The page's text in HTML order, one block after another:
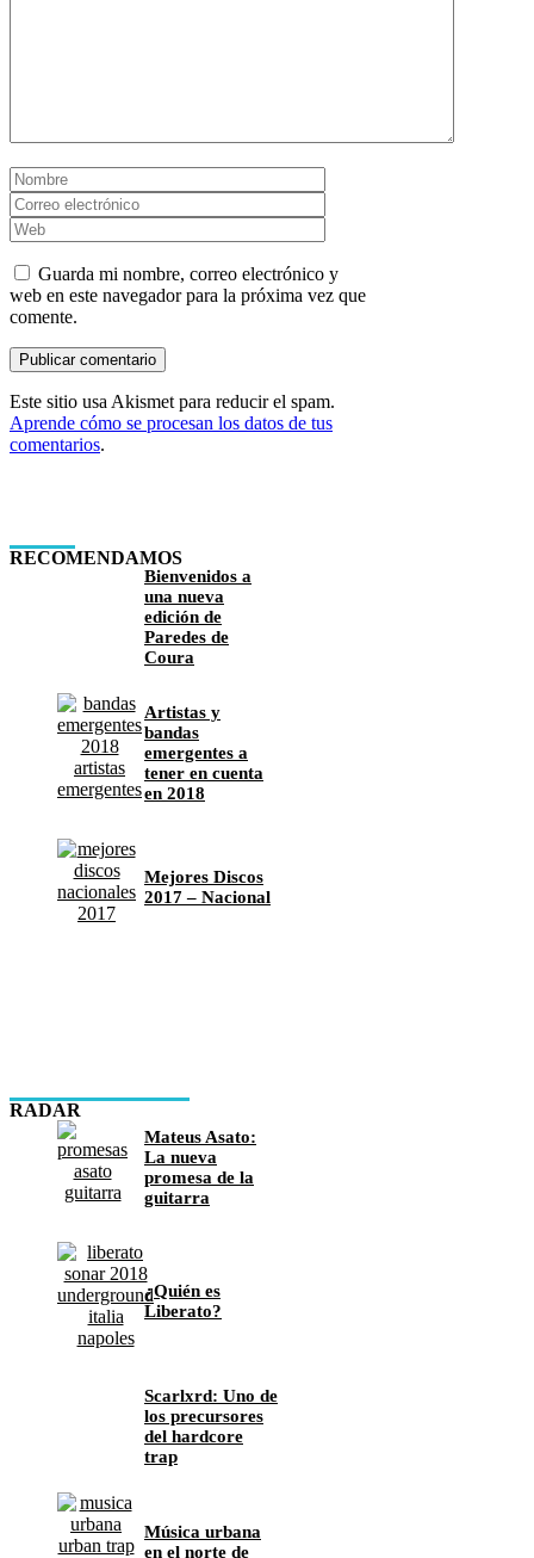
Nombre
electrónico
Guarda mi nombre, correo electrónico y
web en este navegador para la próxima vez que
comente.
Este sitio usa Akismet para reducir el spam.
Aprende cómo se procesan los datos de tus
comentarios.
RECOMENDAMOS
Bienvenidos a
una nueva
edición de
Paredes de
Coura
Artistas y
bandas
emergentes a
tener en cuenta
en 2018
Mejores Discos
2017 – Nacional
RADAR
Mateus Asato:
La nueva
promesa de la
guitarra
¿Quién es
Liberato?
Scarlxrd: Uno de
los precursores
del hardcore
trap
Música urbana
en el norte de